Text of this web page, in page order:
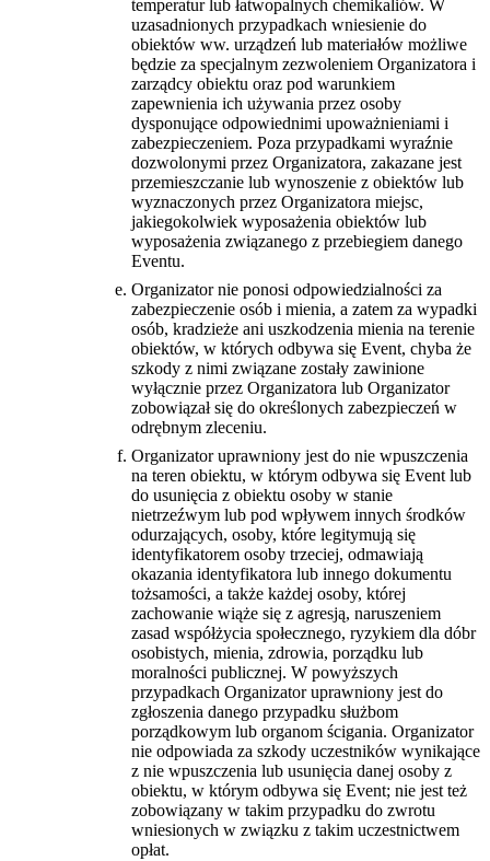
temperatur lub łatwopalnych chemikaliów. W
uzasadnionych przypadkach wniesienie do
obiektów ww. urządzeń lub materiałów możliwe
będzie za specjalnym zezwoleniem Organizatora i
zarządcy obiektu oraz pod warunkiem
zapewnienia ich używania przez osoby
dysponujące odpowiednimi upoważnieniami i
zabezpieczeniem. Poza przypadkami wyraźnie
dozwolonymi przez Organizatora, zakazane jest
przemieszczanie lub wynoszenie z obiektów lub
wyznaczonych przez Organizatora miejsc,
jakiegokolwiek wyposażenia obiektów lub
wyposażenia związanego z przebiegiem danego
Eventu.
Organizator nie ponosi odpowiedzialności za
zabezpieczenie osób i mienia, a zatem za wypadki
osób, kradzieże ani uszkodzenia mienia na terenie
obiektów, w których odbywa się Event, chyba że
szkody z nimi związane zostały zawinione
wyłącznie przez Organizatora lub Organizator
zobowiązał się do określonych zabezpieczeń w
odrębnym zleceniu.
Organizator uprawniony jest do nie wpuszczenia
na teren obiektu, w którym odbywa się Event lub
do usunięcia z obiektu osoby w stanie
nietrzeźwym lub pod wpływem innych środków
odurzających, osoby, które legitymują się
identyfikatorem osoby trzeciej, odmawiają
okazania identyfikatora lub innego dokumentu
tożsamości, a także każdej osoby, której
zachowanie wiąże się z agresją, naruszeniem
zasad współżycia społecznego, ryzykiem dla dóbr
osobistych, mienia, zdrowia, porządku lub
moralności publicznej. W powyższych
przypadkach Organizator uprawniony jest do
zgłoszenia danego przypadku służbom
porządkowym lub organom ścigania. Organizator
nie odpowiada za szkody uczestników wynikające
z nie wpuszczenia lub usunięcia danej osoby z
obiektu, w którym odbywa się Event; nie jest też
zobowiązany w takim przypadku do zwrotu
wniesionych w związku z takim uczestnictwem
opłat.